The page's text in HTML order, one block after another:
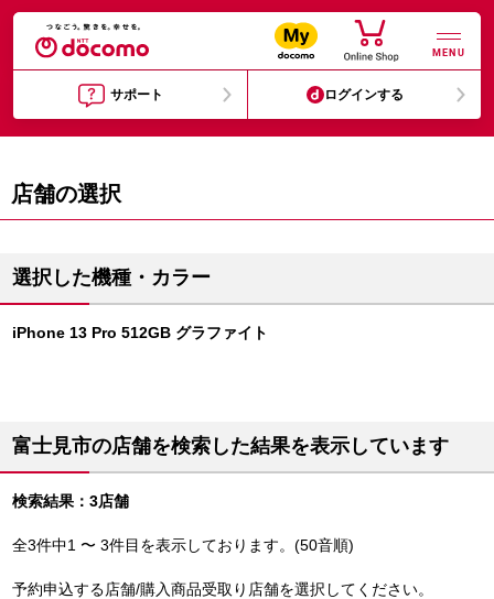
MENU
サポート ログインする
店舗の選択
選択した機種・カラー
iPhone 13 Pro 512GB グラファイト
富士見市の店舗を検索した結果を表示しています
検索結果：3店舗
全3件中1 〜 3件目を表示しております。(50音順)
予約申込する店舗/購入商品受取り店舗を選択してください。